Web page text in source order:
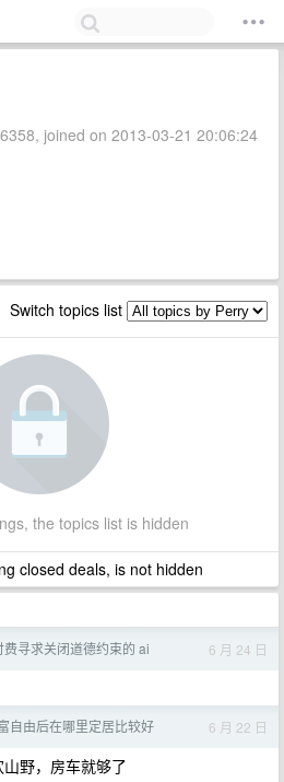
joined on 2013-03-21 20:06:24
Switch topics list
the topics list is hidden
closed deals, is not hidden
费寻求关闭道德约束的 ai 6 月 24 日
自由后在哪里定居比较好 6 月 22 日
野，房车就够了